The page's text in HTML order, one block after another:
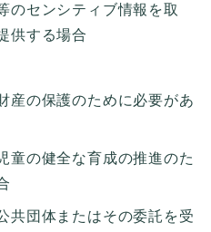
のセンシティブ情報を取
供する場合
産の保護のために必要があ
童の健全な育成の推進のた
共団体またはその委託を受